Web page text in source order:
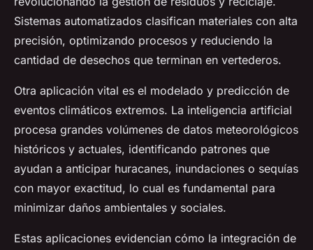
Sistemas automatizados clasifican materiales con alta
precisión, optimizando procesos y reduciendo la
cantidad de desechos que terminan en vertederos.
Otra aplicación vital es el modelado y predicción de
eventos climáticos extremos. La inteligencia artificial
procesa grandes volúmenes de datos meteorológicos
históricos y actuales, identificando patrones que
ayudan a anticipar huracanes, inundaciones o sequías
con mayor exactitud, lo cual es fundamental para
minimizar daños ambientales y sociales.
Estas aplicaciones evidencian cómo la integración de